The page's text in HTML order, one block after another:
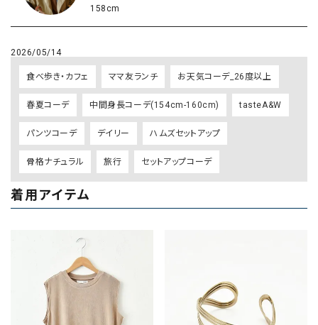
158cm
2026/05/14
食べ歩き・カフェ ママ友ランチ お天気コーデ_26度以上
春夏コーデ 中間身長コーデ(154cm-160cm) tasteA&W
パンツコーデ デイリー ハムズセットアップ
骨格ナチュラル 旅行 セットアップコーデ
着用アイテム